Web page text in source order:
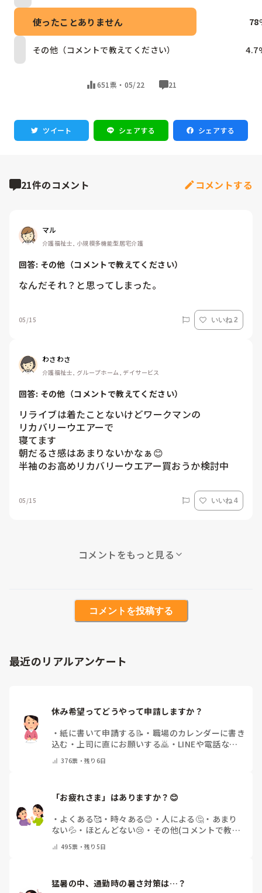
使ったことありません 78
その他（コメントで教えてください） 4.7
651票・ 05/22 21
ツイート シェアする シェアする
21件のコメント コメントする
マル
介護福祉士, 小規模多機能型居宅介護
回答: その他（コメントで教えてください）
なんだそれ？と思ってしまった。
05/15 いいね 2
わさわさ
介護福祉士, グループホーム, デイサービス
回答: その他（コメントで教えてください）
リライブは着たことないけどワークマンの
リカバリーウエアーで
寝てます
朝だるさ感はあまりないかなぁ😊
半袖のお高めリカバリーウエアー買おうか検討中
05/15 いいね 4
コメントをもっと見る
コメントを投稿する
最近のリアルアンケート
休み希望ってどうやって申請しますか？
・紙に書いて申請する📝 ・ 職場のカレンダーに書き
込む ・上司に直にお願いする🙇 ・ LINEや電話など
で申請する
376票・残り6日
「お疲れさま」はありますか？😊
・ よくある🥰 ・ 時々ある😊 ・ 人による🤔 ・ あまり
ない💦 ・ ほとんどない😢 ・ その他(コメントで教え
てください)
495票・残り5日
猛暑の中、通勤時の暑さ対策は…？